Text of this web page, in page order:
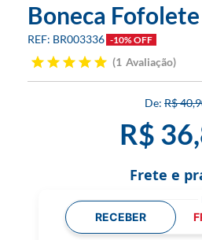
Boneca Fofolete
BR003336 -10% OFF
1 Avaliação
R$
R$
Frete e
RECEBER